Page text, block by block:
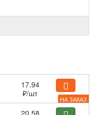
НА ЗАКАЗ
17.94
₽/шт
20.58